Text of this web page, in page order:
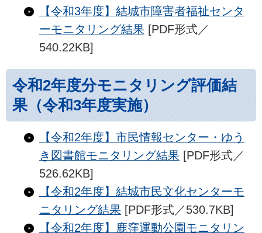
【令和3年度】結城市障害者福祉センタ
ーモニタリング結果 [PDF形式／
540.22KB]
令和2年度分モニタリング評価結
果（令和3年度実施）
【令和2年度】市民情報センター・ゆう
き図書館モニタリング結果 [PDF形式／
526.62KB]
【令和2年度】結城市民文化センターモ
ニタリング結果 [PDF形式／530.7KB]
【令和2年度】鹿窪運動公園モニタリン